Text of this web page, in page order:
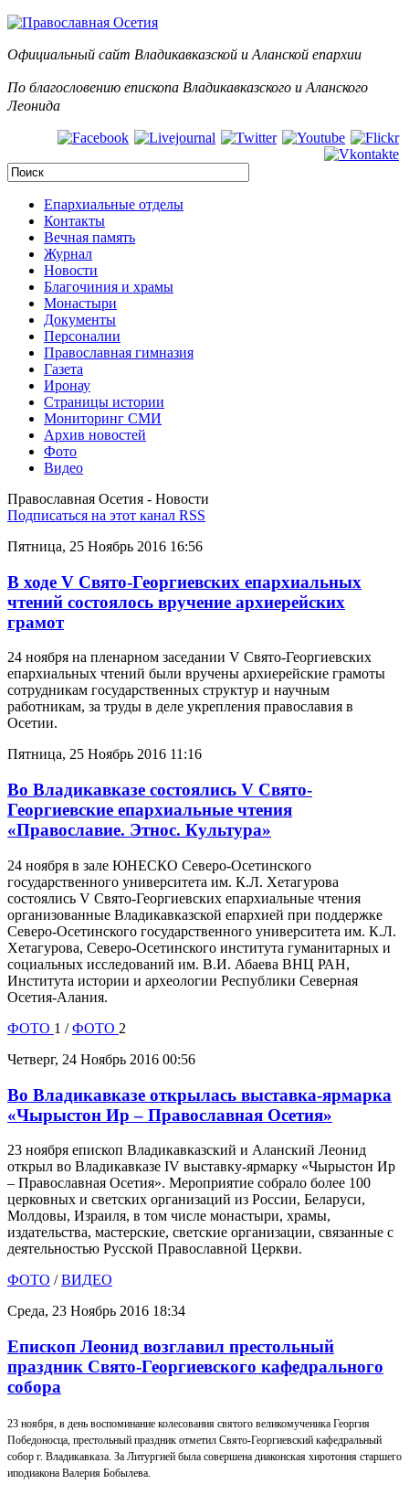
Официальный сайт Владикавказской и Аланской епархии
По благословению епископа Владикавказского и Аланского
Леонида
Епархиальные отделы
Контакты
Вечная память
Журнал
Новости
Благочиния и храмы
Монастыри
Документы
Персоналии
Православная гимназия
Газета
Иронау
Страницы истории
Мониторинг СМИ
Архив новостей
Фото
Видео
Православная Осетия - Новости
Подписаться на этот канал RSS
Пятница, 25 Ноябрь 2016 16:56
В ходе V Свято-Георгиевских епархиальных
чтений состоялось вручение архиерейских
грамот
24 ноября на пленарном заседании V Свято-Георгиевских
епархиальных чтений были вручены архиерейские грамоты
сотрудникам государственных структур и научным
работникам, за труды в деле укрепления православия в
Осетии.
Пятница, 25 Ноябрь 2016 11:16
Во Владикавказе состоялись V Свято-
Георгиевские епархиальные чтения
«Православие. Этнос. Культура»
24 ноября в зале ЮНЕСКО Северо-Осетинского
государственного университета им. К.Л. Хетагурова
состоялись V Свято-Георгиевских епархиальные чтения
организованные Владикавказской епархией при поддержке
Северо-Осетинского государственного университета им. К.Л.
Хетагурова, Северо-Осетинского института гуманитарных и
социальных исследований им. В.И. Абаева ВНЦ РАН,
Института истории и археологии Республики Северная
Осетия-Алания.
ФОТО 1 /ФОТО 2
Четверг, 24 Ноябрь 2016 00:56
Во Владикавказе открылась выставка-ярмарка
«Чырыстон Ир – Православная Осетия»
23 ноября епископ Владикавказский и Аланский Леонид
открыл во Владикавказе IV выставку-ярмарку «Чырыстон Ир
– Православная Осетия». Мероприятие собрало более 100
церковных и светских организаций из России, Беларуси,
Молдовы, Израиля, в том числе монастыри, храмы,
издательства, мастерские, светские организации, связанные с
деятельностью Русской Православной Церкви.
ФОТО /ВИДЕО
Среда, 23 Ноябрь 2016 18:34
Епископ Леонид возглавил престольный
праздник Свято-Георгиевского кафедрального
собора
23 ноября, в день воспоминание колесования святого великомученика Георгия
Победоносца, престольный праздник отметил Свято-Георгиевский кафедральный
собор г. Владикавказа. За Литургией была совершена диаконская хиротония старшего
иподиакона Валерия Бобылева.